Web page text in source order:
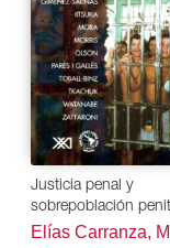
Justicia penal y
sobrepoblación
Elías Carranza,